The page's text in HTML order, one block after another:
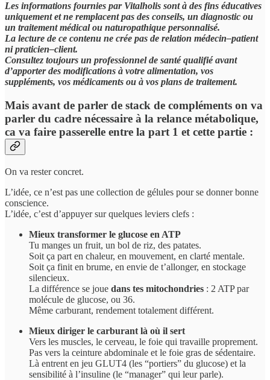
Les informations fournies par Vitalholis sont à des fins éducatives
uniquement et ne remplacent pas des conseils, un diagnostic ou
un traitement médical ou naturopathique personnalisé.
La lecture de ce contenu ne crée pas de relation médecin–patient
ni praticien–client.
Consultez toujours un professionnel de santé qualifié avant
d’apporter des modifications à votre alimentation, vos
suppléments, vos médicaments ou à vos plans de traitement.
Mais avant de parler de stack de compléments on va
parler du cadre nécessaire à la relance métabolique,
ca va faire passerelle entre la part 1 et cette partie :
On va rester concret.
L’idée, ce n’est pas une collection de gélules pour se donner bonne
conscience.
L’idée, c’est d’appuyer sur quelques leviers clefs :
Mieux transformer le glucose en ATP
Tu manges un fruit, un bol de riz, des patates.
Soit ça part en chaleur, en mouvement, en clarté mentale.
Soit ça finit en brume, en envie de t’allonger, en stockage
silencieux.
La différence se joue dans tes mitochondries : 2 ATP par
molécule de glucose, ou 36.
Même carburant, rendement totalement différent.
Mieux diriger le carburant là où il sert
Vers les muscles, le cerveau, le foie qui travaille proprement.
Pas vers la ceinture abdominale et le foie gras de sédentaire.
Là entrent en jeu GLUT4 (les “portiers” du glucose) et la
sensibilité à l’insuline (le “manager” qui leur parle).